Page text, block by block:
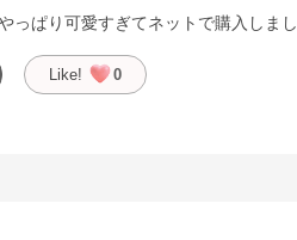
ぱり可愛すぎてネットで購入しまし
Like! 0